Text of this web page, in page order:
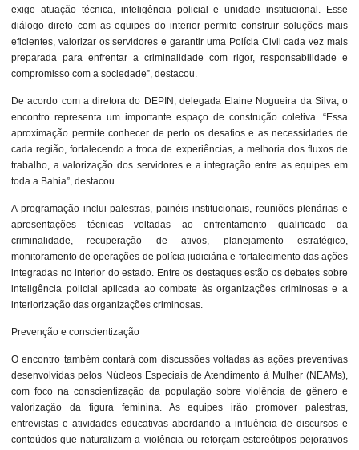
exige atuação técnica, inteligência policial e unidade institucional. Esse
diálogo direto com as equipes do interior permite construir soluções mais
eficientes, valorizar os servidores e garantir uma Polícia Civil cada vez mais
preparada para enfrentar a criminalidade com rigor, responsabilidade e
compromisso com a sociedade”, destacou.
De acordo com a diretora do DEPIN, delegada Elaine Nogueira da Silva, o
encontro representa um importante espaço de construção coletiva. “Essa
aproximação permite conhecer de perto os desafios e as necessidades de
cada região, fortalecendo a troca de experiências, a melhoria dos fluxos de
trabalho, a valorização dos servidores e a integração entre as equipes em
toda a Bahia”, destacou.
A programação inclui palestras, painéis institucionais, reuniões plenárias e
apresentações técnicas voltadas ao enfrentamento qualificado da
criminalidade, recuperação de ativos, planejamento estratégico,
monitoramento de operações de polícia judiciária e fortalecimento das ações
integradas no interior do estado. Entre os destaques estão os debates sobre
inteligência policial aplicada ao combate às organizações criminosas e a
interiorização das organizações criminosas.
Prevenção e conscientização
O encontro também contará com discussões voltadas às ações preventivas
desenvolvidas pelos Núcleos Especiais de Atendimento à Mulher (NEAMs),
com foco na conscientização da população sobre violência de gênero e
valorização da figura feminina. As equipes irão promover palestras,
entrevistas e atividades educativas abordando a influência de discursos e
conteúdos que naturalizam a violência ou reforçam estereótipos pejorativos